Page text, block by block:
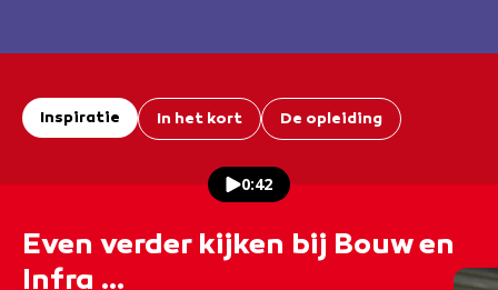
Inspiratie In het kort De opleiding
0:42
Even verder kijken bij Bouw en
Infra ...